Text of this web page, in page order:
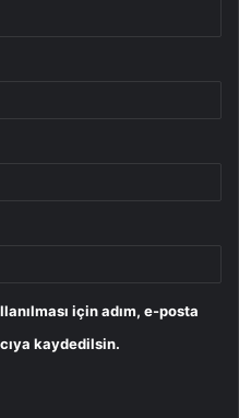
için adım, e-posta
kaydedilsin.